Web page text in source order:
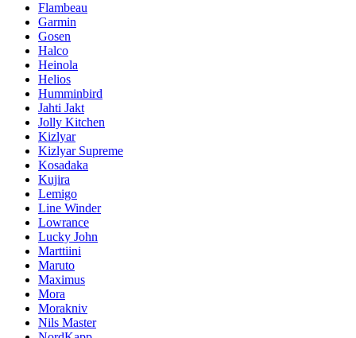
Flambeau
Garmin
Gosen
Halco
Heinola
Helios
Humminbird
Jahti Jakt
Jolly Kitchen
Kizlyar
Kizlyar Supreme
Kosadaka
Kujira
Lemigo
Line Winder
Lowrance
Lucky John
Marttiini
Maruto
Maximus
Mora
Morakniv
Nils Master